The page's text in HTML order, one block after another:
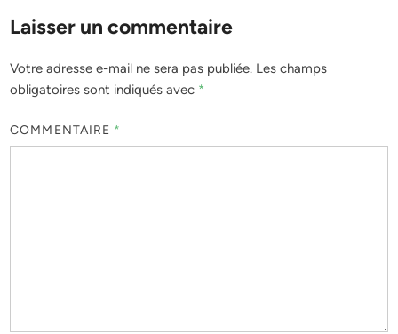
Laisser un commentaire
Votre adresse e-mail ne sera pas publiée. Les champs
obligatoires sont indiqués avec *
COMMENTAIRE *